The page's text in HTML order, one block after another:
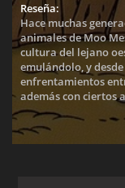
Reseña:
Hace muchas
animales de Moo
cultura del lejano
emulándolo, y
enfrentamientos
además con ciertos